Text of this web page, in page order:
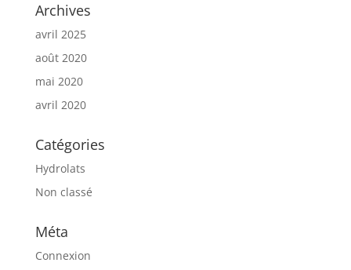
Archives
avril 2025
août 2020
mai 2020
avril 2020
Catégories
Hydrolats
Non classé
Méta
Connexion